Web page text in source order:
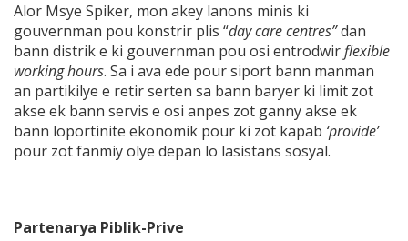
Alor Msye Spiker, mon akey lanons minis ki
gouvernman pou konstrir plis “day care centres”dan
bann distrik e ki gouvernman pou osi entrodwirflexible
working hours. Sa i ava ede pour siport bann manman
an partikilye e retir serten sa bann baryer ki limit zot
akse ek bann servis e osi anpes zot ganny akse ek
bann loportinite ekonomik pour ki zot kapab ‘provide’
pour zot fanmiy olye depan lo lasistans sosyal.
Partenarya Piblik-Prive